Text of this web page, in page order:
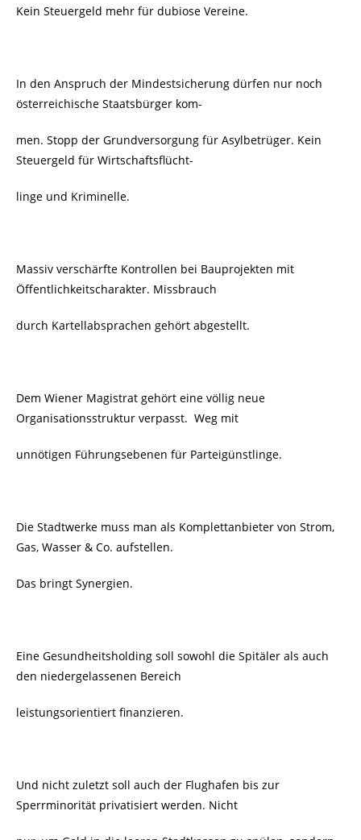
Kein Steuergeld mehr für dubiose Vereine.
In den Anspruch der Mindestsicherung dürfen nur noch
österreichische Staatsbürger kom-
men. Stopp der Grundversorgung für Asylbetrüger. Kein
Steuergeld für Wirtschaftsflücht-
linge und Kriminelle.
Massiv verschärfte Kontrollen bei Bauprojekten mit
Öffentlichkeitscharakter. Missbrauch
durch Kartellabsprachen gehört abgestellt.
Dem Wiener Magistrat gehört eine völlig neue
Organisationsstruktur verpasst. Weg mit
unnötigen Führungsebenen für Parteigünstlinge.
Die Stadtwerke muss man als Komplettanbieter von Strom,
Gas, Wasser & Co. aufstellen.
Das bringt Synergien.
Eine Gesundheitsholding soll sowohl die Spitäler als auch
den niedergelassenen Bereich
leistungsorientiert finanzieren.
Und nicht zuletzt soll auch der Flughafen bis zur
Sperrminorität privatisiert werden. Nicht